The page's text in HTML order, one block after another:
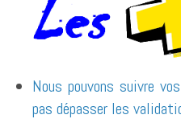
Nous pouvons suivre
pas dépasser les